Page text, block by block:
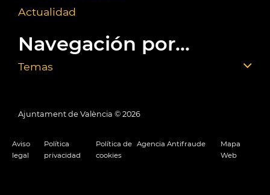
Actualidad
Navegación por...
Temas
Ajuntament de València © 2026
Aviso
legal
Política
privacidad
Política de
cookies
Agencia Antifraude
Mapa
Web